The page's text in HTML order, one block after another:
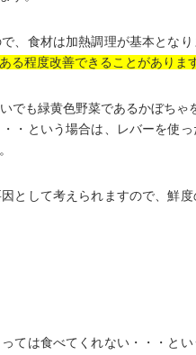
、食材は加熱調理が基本となり
る程度改善できることがあります
でも緑黄色野菜であるかぼちゃ
・という場合は、レバーを使
として考えられますので、鮮
ては食べてくれない・・・とい